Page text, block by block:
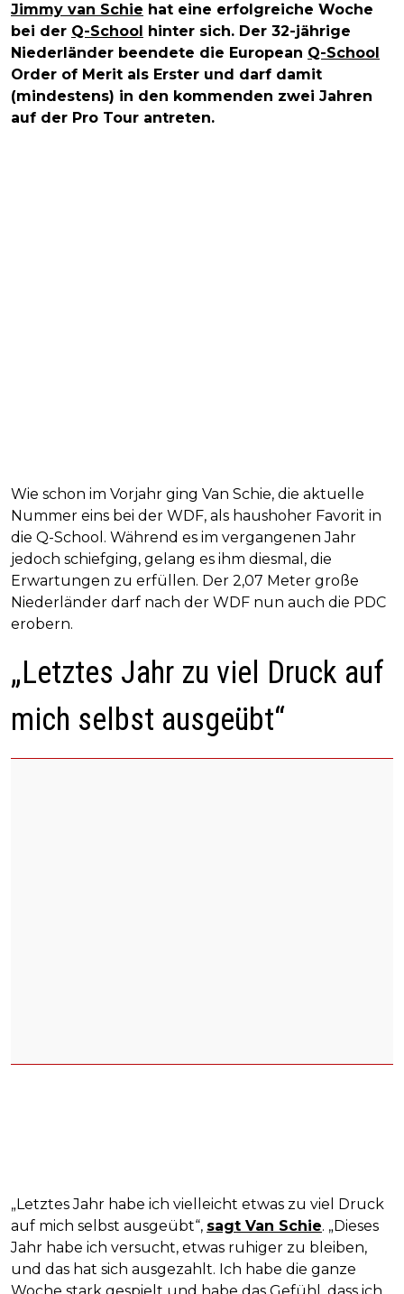
Jimmy van Schie hat eine erfolgreiche Woche
bei der Q-School hinter sich. Der 32-jährige
Niederländer beendete die European Q-School
Order of Merit als Erster und darf damit
(mindestens) in den kommenden zwei Jahren
auf der Pro Tour antreten.
Wie schon im Vorjahr ging Van Schie, die aktuelle
Nummer eins bei der WDF, als haushoher Favorit in
die Q-School. Während es im vergangenen Jahr
jedoch schiefging, gelang es ihm diesmal, die
Erwartungen zu erfüllen. Der 2,07 Meter große
Niederländer darf nach der WDF nun auch die PDC
erobern.
„Letztes Jahr zu viel Druck auf
mich selbst ausgeübt“
„Letztes Jahr habe ich vielleicht etwas zu viel Druck
auf mich selbst ausgeübt“, sagt Van Schie. „Dieses
Jahr habe ich versucht, etwas ruhiger zu bleiben,
und das hat sich ausgezahlt. Ich habe die ganze